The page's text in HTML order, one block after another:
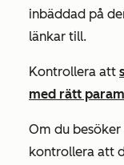
inbäddad på
länkar till.
Kontrollera att
med rätt
Om du besöker
kontrollera att